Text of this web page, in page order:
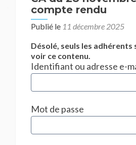
compte rendu
Publié le 11 décembre 2025
Désolé, seuls les
voir ce contenu.
Identifiant ou adresse e-
Mot de passe